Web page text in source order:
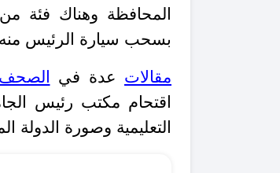
المحافظة وهناك فئة
بسحب سيارة الرئيس
مقالات عدة في الصحف
اقتحام مكتب رئيس
التعليمية وصورة الدولة